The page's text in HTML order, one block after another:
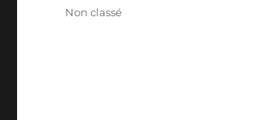
Catégories
Non classé